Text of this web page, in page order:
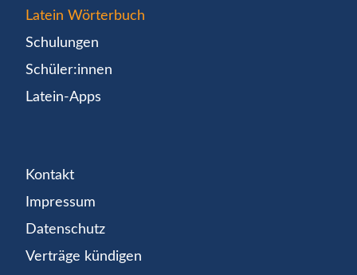
Latein Wörterbuch
Schulungen
Schüler:innen
Latein-Apps
Kontakt
Impressum
Datenschutz
Verträge kündigen